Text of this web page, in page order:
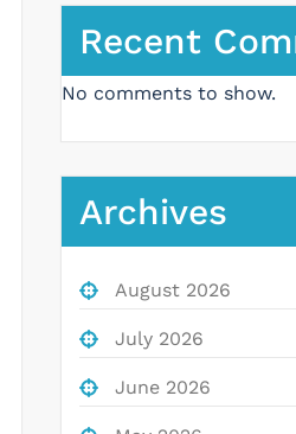
Recent
No comments to show.
Archives
August 2026
July 2026
June 2026